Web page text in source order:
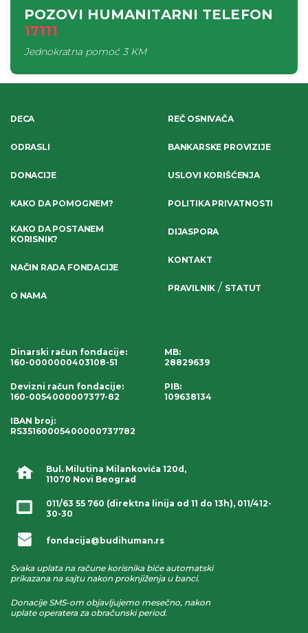
POZOVI HUMANITARNI TELEFON
17111
Jednokratna pomoć3 KM
Bul. Milutina Milankovića 120d,
11070 Novi Beograd
011/63 55 760 (direktna linija od 11 do 13h), 011/412-
30-30
fondacija@budihuman.rs
Svaka uplata na račune korisnika biće automatski
prikazana na sajtu nakon proknjiženja u banci.
Donacije SMS-om objavljujemo mesečno, nakon
uplate operatera za obračunski period.
DECA
ODRASLI
DONACIJE
KAKO DA POMOGNEM?
KAKO DA POSTANEM
KORISNIK?
NAČIN RADA FONDACIJE
O NAMA
REČ OSNIVAČA
BANKARSKE PROVIZIJE
USLOVI KORIŠĆENJA
POLITIKA PRIVATNOSTI
DIJASPORA
KONTAKT
PRAVILNIK / STATUT
Dinarski račun fondacije:
160-0000000403108-51
Devizni račun fondacije:
160-0054000007377-82
IBAN broj:
RS35160005400000737782
MB:
28829639
PIB:
109638134